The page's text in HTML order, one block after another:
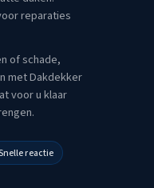
reparaties
of schade,
met Dakdekker
voor u klaar
reactie